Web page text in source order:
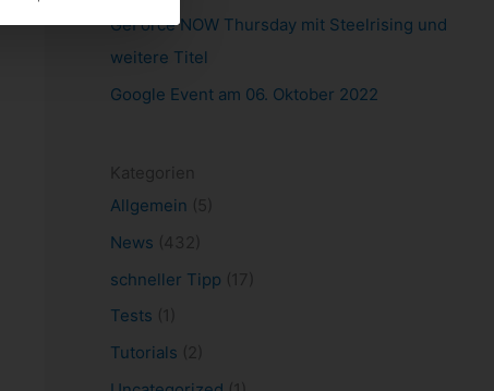
GeForce NOW Thursday mit Steelrising und
weitere Titel
Google Event am 06. Oktober 2022
Allgemein
News
schneller Tipp
Tests
Tutorials